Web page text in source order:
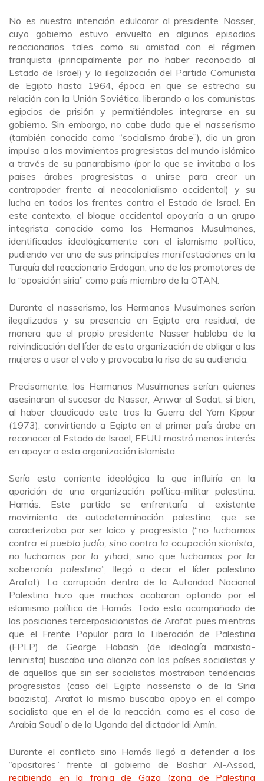
No es nuestra intención edulcorar al presidente Nasser,
cuyo gobierno estuvo envuelto en algunos episodios
reaccionarios, tales como su amistad con el régimen
franquista (principalmente por no haber reconocido al
Estado de Israel) y la ilegalización del Partido Comunista
de Egipto hasta 1964, época en que se estrecha su
relación con la Unión Soviética, liberando a los comunistas
egipcios de prisión y permitiéndoles integrarse en su
gobierno. Sin embargo, no cabe duda que el nasserismo
(también conocido como “socialismo árabe”), dio un gran
impulso a los movimientos progresistas del mundo islámico
a través de su panarabismo (por lo que se invitaba a los
países árabes progresistas a unirse para crear un
contrapoder frente al neocolonialismo occidental) y su
lucha en todos los frentes contra el Estado de Israel. En
este contexto, el bloque occidental apoyaría a un grupo
integrista conocido como los Hermanos Musulmanes,
identificados ideológicamente con el islamismo político,
pudiendo ver una de sus principales manifestaciones en la
Turquía del reaccionario Erdogan, uno de los promotores de
la “oposición siria” como país miembro de la OTAN.
Durante el nasserismo, los Hermanos Musulmanes serían
ilegalizados y su presencia en Egipto era residual, de
manera que el propio presidente Nasser hablaba de la
reivindicación del líder de esta organización de obligar a las
mujeres a usar el velo y provocaba la risa de su audiencia.
Precisamente, los Hermanos Musulmanes serían quienes
asesinaran al sucesor de Nasser, Anwar al Sadat, si bien,
al haber claudicado este tras la Guerra del Yom Kippur
(1973), convirtiendo a Egipto en el primer país árabe en
reconocer al Estado de Israel, EEUU mostró menos interés
en apoyar a esta organización islamista.
Sería esta corriente ideológica la que influiría en la
aparición de una organización política-militar palestina:
Hamás. Este partido se enfrentaría al existente
movimiento de autodeterminación palestino, que se
caracterizaba por ser laico y progresista (“no luchamos
contra el pueblo judío, sino contra la ocupación sionista,
no luchamos por la yihad, sino que luchamos por la
soberanía palestina”, llegó a decir el líder palestino
Arafat). La corrupción dentro de la Autoridad Nacional
Palestina hizo que muchos acabaran optando por el
islamismo político de Hamás. Todo esto acompañado de
las posiciones tercerposicionistas de Arafat, pues mientras
que el Frente Popular para la Liberación de Palestina
(FPLP) de George Habash (de ideología marxista-
leninista) buscaba una alianza con los países socialistas y
de aquellos que sin ser socialistas mostraban tendencias
progresistas (caso del Egipto nasserista o de la Siria
baazista), Arafat lo mismo buscaba apoyo en el campo
socialista que en el de la reacción, como es el caso de
Arabia Saudí o de la Uganda del dictador Idi Amín.
Durante el conflicto sirio Hamás llegó a defender a los
“opositores” frente al gobierno de Bashar Al-Assad,
recibiendo en la franja de Gaza (zona de Palestina